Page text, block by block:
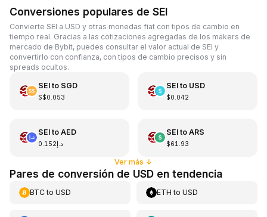
Conversiones populares de SEI
Convierte SEI a USD y otras monedas fiat con tipos de cambio en
tiempo real. Gracias a las cotizaciones agregadas de los makers de
mercado de Bybit, puedes consultar el valor actual de SEI y
convertirlo con confianza, con tipos de cambio precisos y sin
spreads ocultos.
SEIto SGD
S$0.053
SEIto USD
$0.042
SEIto AED
د.إ0.152
SEIto ARS
$61.93
Ver más ↓
Pares de conversión de USD en tendencia
BTCto USD ETH toUSD